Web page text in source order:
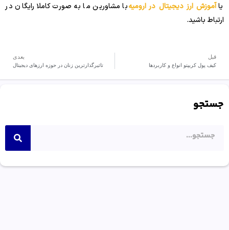
یاآموزش ارز دیجیتال در ارومیهبا مشاورین ما به صورت کاملا رایگان در
ارتباط باشید.
قبل
کیف پول کریپتو انواع و کاربردها
بعدی
تاثیرگذارترین زنان در حوزه ارزهای دیجیتال
جستجو